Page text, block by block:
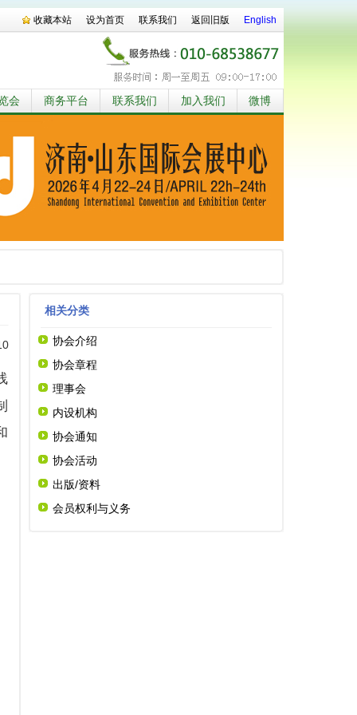
收藏本站 设为首页 联系我们 返回旧版 English
会 商务平台 联系我们 加入我们 微博
相关分类
协会介绍
协会章程
理事会
内设机构
协会通知
协会活动
出版/资料
会员权利与义务